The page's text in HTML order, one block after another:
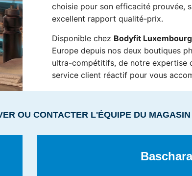
choisie pour son efficacité prouvée,
excellent rapport qualité-prix.
Disponible chez Bodyfit Luxembourg
Europe depuis nos deux boutiques
ultra-compétitifs, de notre expertise
service client réactif pour vous
OU CONTACTER L'ÉQUIPE DU MAGASIN